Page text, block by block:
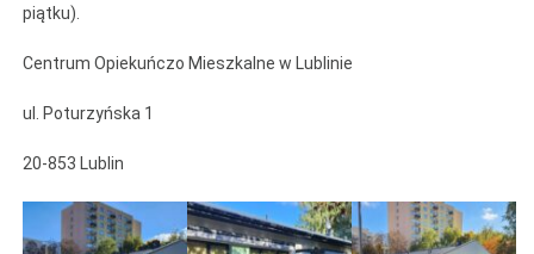
piątku).
Centrum Opiekuńczo Mieszkalne w Lublinie
ul. Poturzyńska 1
20-853 Lublin